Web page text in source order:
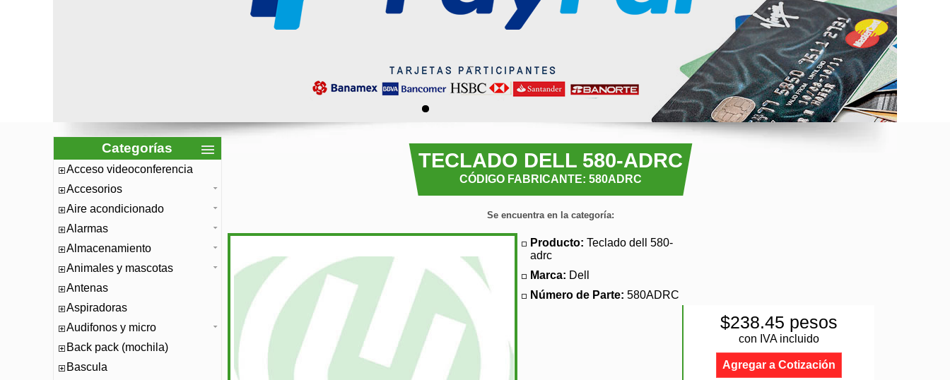
Categorías
Acceso videoconferencia
Accesorios
Aire acondicionado
Alarmas
Almacenamiento
Animales y mascotas
Antenas
Aspiradoras
Audifonos y micro
Back pack (mochila)
Bascula
TECLADO DELL 580-ADRC
CÓDIGO FABRICANTE: 580ADRC
Se encuentra en la categoría:
Producto: Teclado dell 580-
adrc
Marca: Dell
Número de Parte: 580ADRC
$238.45 pesos
con IVA incluido
Agregar a Cotización